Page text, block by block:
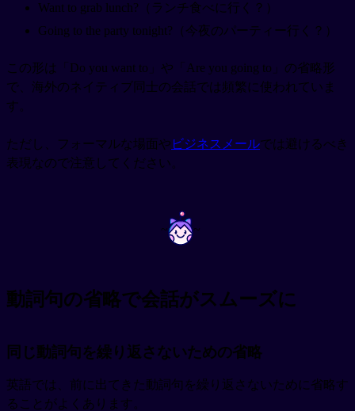
Want to grab lunch?（ランチ食べに行く？）
Going to the party tonight?（今夜のパーティー行く？）
この形は「Do you want to」や「Are you going to」の省略形
で、海外のネイティブ同士の会話では頻繁に使われていま
す。
ただし、フォーマルな場面や ビジネスメールでは避けるべき
表現なので注意してください。
~ ~
動詞句の省略で会話がスムーズに
同じ動詞句を繰り返さないための省略
英語では、前に出てきた動詞句を繰り返さないために省略す
ることがよくあります。